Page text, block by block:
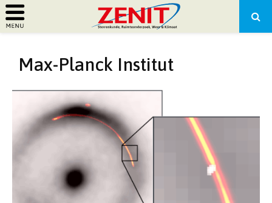
PRIMARY
MENU
Max-Planck Institut